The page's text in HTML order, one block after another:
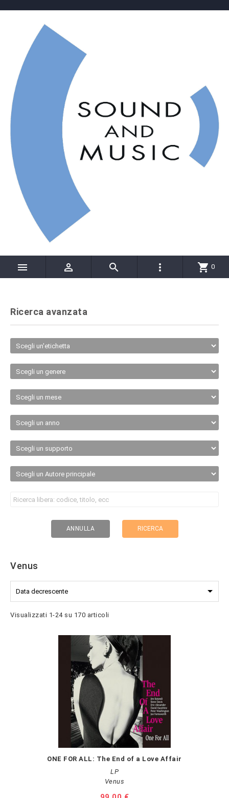
    shopping_cart 0
Ricerca avanzata
ANNULLA RICERCA
Venus
Data decrescente 
Visualizzati 1-24 su 170 articoli
ONE FOR ALL: The End of a Love Affair
LP
Venus